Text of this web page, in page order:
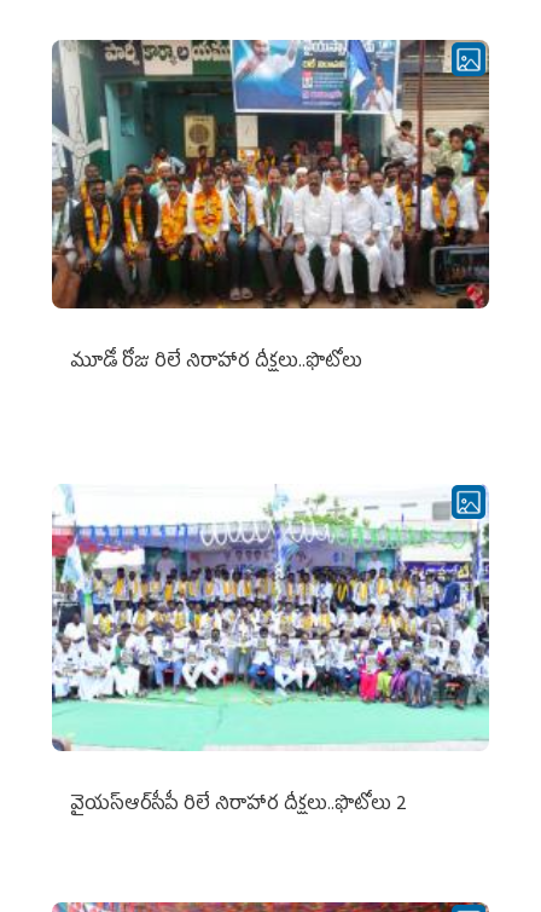
మూడో రోజు రిలే నిరాహార దీక్షలు..ఫొటోలు
వైయ‌స్ఆర్‌సీపీ రిలే నిరాహార దీక్షలు..ఫొటోలు 2